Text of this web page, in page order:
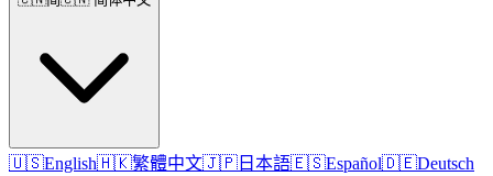
🇺🇸English🇭🇰繁體中文🇯🇵 日本語🇪🇸Español🇩🇪Deutsch